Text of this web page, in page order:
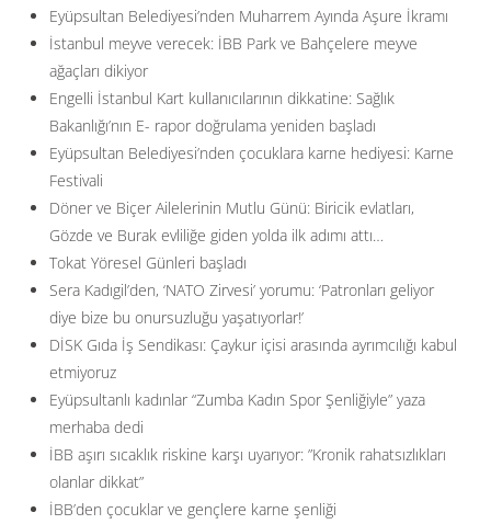
Eyüpsultan Belediyesi’nden Muharrem Ayında Aşure İkramı
İstanbul meyve verecek: İBB Park ve Bahçelere meyve
ağaçları dikiyor
Engelli İstanbul Kart kullanıcılarının dikkatine: Sağlık
Bakanlığı’nın E- rapor doğrulama yeniden başladı
Eyüpsultan Belediyesi’nden çocuklara karne hediyesi: Karne
Festivali
Döner ve Biçer Ailelerinin Mutlu Günü: Biricik evlatları,
Gözde ve Burak evliliğe giden yolda ilk adımı attı…
Tokat Yöresel Günleri başladı
Sera Kadıgil’den, ‘NATO Zirvesi’ yorumu: ‘Patronları geliyor
diye bize bu onursuzluğu yaşatıyorlar!’
DİSK Gıda İş Sendikası: Çaykur içisi arasında ayrımcılığı kabul
etmiyoruz
Eyüpsultanlı kadınlar “Zumba Kadın Spor Şenliğiyle” yaza
merhaba dedi
İBB aşırı sıcaklık riskine karşı uyarıyor: ”Kronik rahatsızlıkları
olanlar dikkat”
İBB’den çocuklar ve gençlere karne şenliği